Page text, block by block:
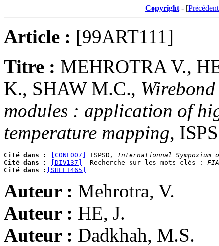
Copyright- [
Article : [99ART111]
Titre : MEHROTRA V.,
K., SHAW M.C.,
modules : application of
temperature mapping,
Cité dans : [CONF007] ISPSD, Internationnal Symposium
Cité dans :
[DIV137]
  Recherche sur les mots clés :
Cité dans :
[SHEET465]
Auteur : Mehrotra, V.
Auteur : HE, J.
Auteur : Dadkhah, M.S.